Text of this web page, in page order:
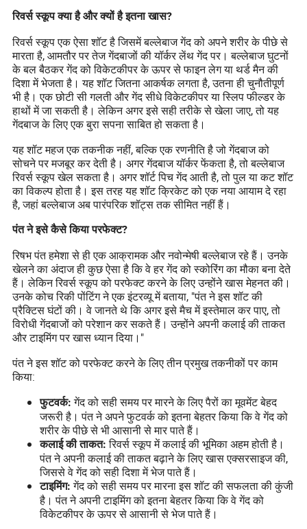
रिवर्स स्कूप क्या है और क्यों है इतना खास?
रिवर्स स्कूप एक ऐसा शॉट है जिसमें बल्लेबाज गेंद को अपने शरीर के पीछे से
मारता है, आमतौर पर तेज गेंदबाजों की यॉर्कर लेंथ गेंद पर। बल्लेबाज घुटनों
के बल बैठकर गेंद को विकेटकीपर के ऊपर से फाइन लेग या थर्ड मैन की
दिशा में भेजता है। यह शॉट जितना आकर्षक लगता है, उतना ही चुनौतीपूर्ण
भी है। एक छोटी सी गलती और गेंद सीधे विकेटकीपर या स्लिप फील्डर के
हाथों में जा सकती है। लेकिन अगर इसे सही तरीके से खेला जाए, तो यह
गेंदबाज के लिए एक बुरा सपना साबित हो सकता है।
यह शॉट महज एक तकनीक नहीं, बल्कि एक रणनीति है जो गेंदबाज को
सोचने पर मजबूर कर देती है। अगर गेंदबाज यॉर्कर फेंकता है, तो बल्लेबाज
रिवर्स स्कूप खेल सकता है। अगर शॉर्ट पिच गेंद आती है, तो पुल या कट शॉट
का विकल्प होता है। इस तरह यह शॉट क्रिकेट को एक नया आयाम दे रहा
है, जहां बल्लेबाज अब पारंपरिक शॉट्स तक सीमित नहीं हैं।
पंत ने इसे कैसे किया परफेक्ट?
रिषभ पंत हमेशा से ही एक आक्रामक और नवोन्मेषी बल्लेबाज रहे हैं। उनके
खेलने का अंदाज ही कुछ ऐसा है कि वे हर गेंद को स्कोरिंग का मौका बना देते
हैं। लेकिन रिवर्स स्कूप को परफेक्ट करने के लिए उन्होंने खास मेहनत की।
उनके कोच रिकी पोंटिंग ने एक इंटरव्यू में बताया, "पंत ने इस शॉट की
प्रैक्टिस घंटों की। वे जानते थे कि अगर इसे मैच में इस्तेमाल कर पाए, तो
विरोधी गेंदबाजों को परेशान कर सकते हैं। उन्होंने अपनी कलाई की ताकत
और टाइमिंग पर खास ध्यान दिया।"
पंत ने इस शॉट को परफेक्ट करने के लिए तीन प्रमुख तकनीकों पर काम
किया:
फुटवर्क: गेंद को सही समय पर मारने के लिए पैरों का मूवमेंट बेहद
जरूरी है। पंत ने अपने फुटवर्क को इतना बेहतर किया कि वे गेंद को
शरीर के पीछे से भी आसानी से मार पाते हैं।
कलाई की ताकत: रिवर्स स्कूप में कलाई की भूमिका अहम होती है।
पंत ने अपनी कलाई की ताकत बढ़ाने के लिए खास एक्सरसाइज की,
जिससे वे गेंद को सही दिशा में भेज पाते हैं।
टाइमिंग: गेंद को सही समय पर मारना इस शॉट की सफलता की कुंजी
है। पंत ने अपनी टाइमिंग को इतना बेहतर किया कि वे गेंद को
विकेटकीपर के ऊपर से आसानी से भेज पाते हैं।